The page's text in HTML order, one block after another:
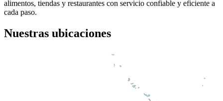
alimentos, tiendas y restaurantes con servicio confiable y eficiente a
cada paso.
Nuestras ubicaciones